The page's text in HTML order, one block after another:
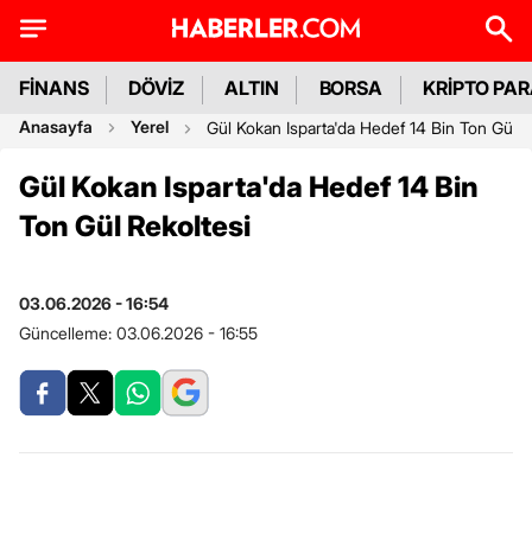
FİNANS DÖVİZ ALTIN BORSA KRİPTO
Anasayfa Yerel Gül Kokan Isparta'da Hedef 14 Bin Ton Gül
Gül Kokan Isparta'da Hedef 14 Bin
Ton Gül Rekoltesi
03.06.2026 - 16:54
Güncelleme: 03.06.2026 - 16:55